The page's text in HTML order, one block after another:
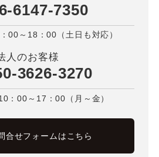
6147-7350
00～18：00（土日も対応）
人のお客様
3626-3270
：00～17：00（月～金）
合せフォームはこちら